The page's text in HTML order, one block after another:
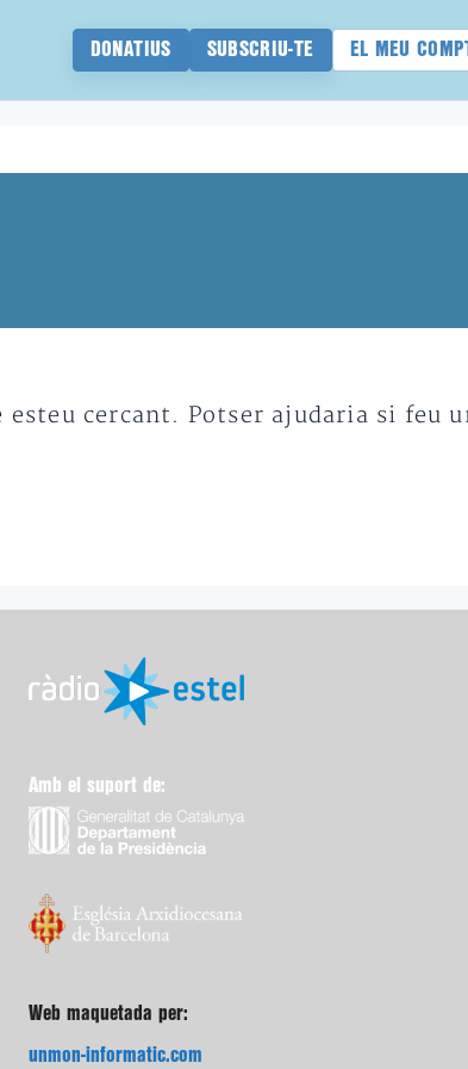
DONATIUS SUBSCRIU-TE EL MEU
cercant. Potser ajudaria si feu
Amb el suport de:
Web maquetada per:
unmon-informatic.com